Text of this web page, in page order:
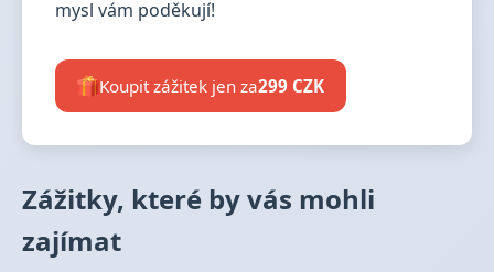
mysl vám poděkují!
Koupit zážitek jen za299 CZK
Zážitky, které by vás mohli
zajímat